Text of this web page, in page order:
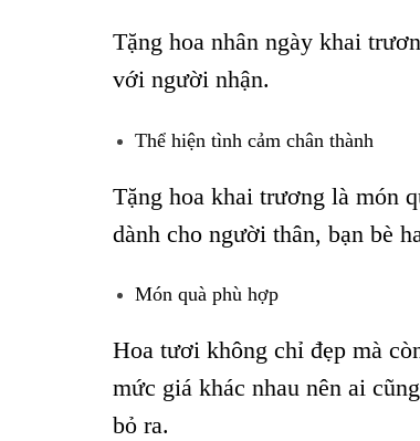
Tặng hoa nhân ngày khai
với người nhận.
Thể hiện tình cảm chân thành
Tặng hoa khai trương là món
dành cho người thân, bạn bè
Món quà phù hợp
Hoa tươi không chỉ đẹp mà
mức giá khác nhau nên ai
bỏ ra.